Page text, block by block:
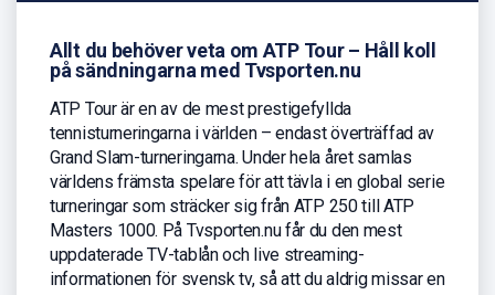
Allt du behöver veta om ATP Tour – Håll koll
på sändningarna med Tvsporten.nu
ATP Tour är en av de mest prestigefyllda
tennisturneringarna i världen – endast överträffad av
Grand Slam-turneringarna. Under hela året samlas
världens främsta spelare för att tävla i en global serie
turneringar som sträcker sig från ATP 250 till ATP
Masters 1000. På Tvsporten.nu får du den mest
uppdaterade TV-tablån och live streaming-
informationen för svensk tv, så att du aldrig missar en